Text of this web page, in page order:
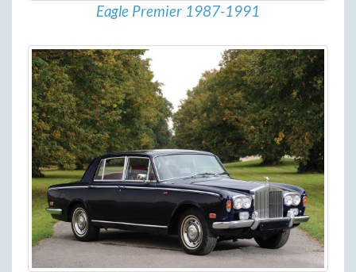
Eagle Premier 1987-1991